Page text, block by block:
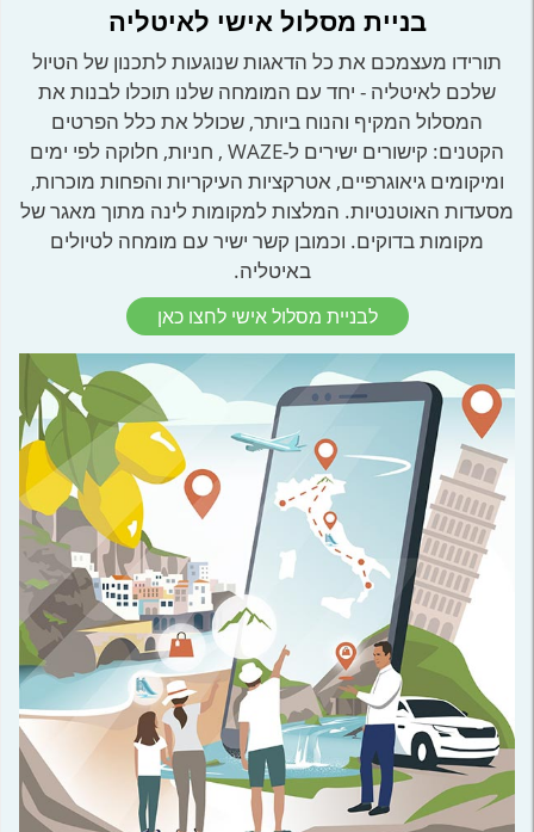
בניית מסלול אישי לאיטליה
תורידו מעצמכם את כל הדאגות שנוגעות לתכנון של הטיול
שלכם לאיטליה - יחד עם המומחה שלנו תוכלו לבנות את
המסלול המקיף והנוח ביותר, שכולל את כלל הפרטים
הקטנים: קישורים ישירים ל-WAZE , חניות, חלוקה לפי ימים
ומיקומים גיאוגרפיים, אטרקציות העיקריות והפחות מוכרות,
מסעדות האוטנטיות. המלצות למקומות לינה מתוך מאגר של
מקומות בדוקים. וכמובן קשר ישיר עם מומחה לטיולים
באיטליה.
לבניית מסלול אישי לחצו כאן